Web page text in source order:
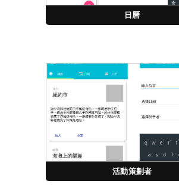
日曆
活動策劃者